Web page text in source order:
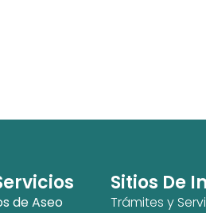
de Aseo
Sitios De
Trámites y